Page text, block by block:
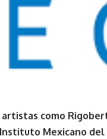
como
Mexicano